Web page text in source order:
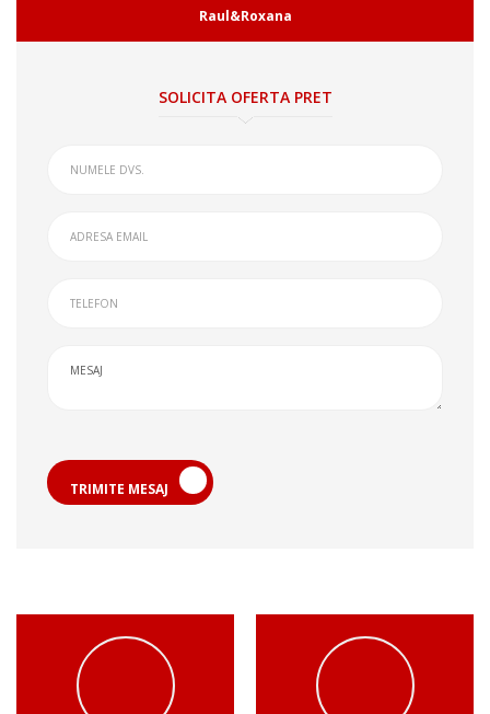
Raul&Roxana
SOLICITA OFERTA PRET
TRIMITE MESAJ